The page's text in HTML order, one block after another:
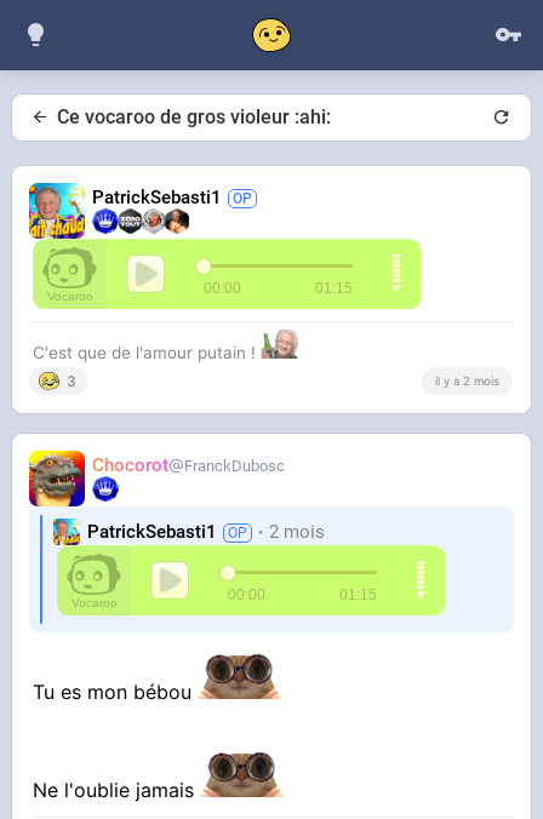
Ce vocaroo de gros violeur :ahi:
PatrickSebasti1
C'est que de l'amour putain !
3 il y a 2 mois
Chocorot FranckDubosc
PatrickSebasti1 2 mois
Tu es mon bébou
Ne l'oublie jamais